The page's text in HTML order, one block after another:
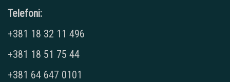
Telefoni:
+381 18 32 11 496
+381 18 51 75 44
+381 64 647 0101